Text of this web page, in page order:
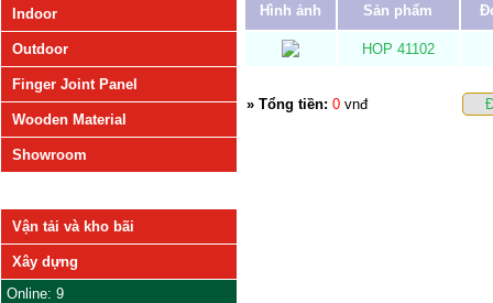
Indoor
Outdoor
Finger Joint Panel
Wooden Material
Showroom
Vận tải và kho bãi
Xây dựng
Online: 9
Hình ảnh Sản phẩm
HOP 41102
» Tổng tiền: 0 vnđ